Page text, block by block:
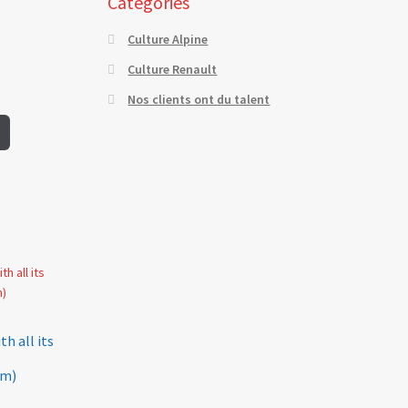
all its
Culture Alpine
Culture Renault
Nos clients ont du talent